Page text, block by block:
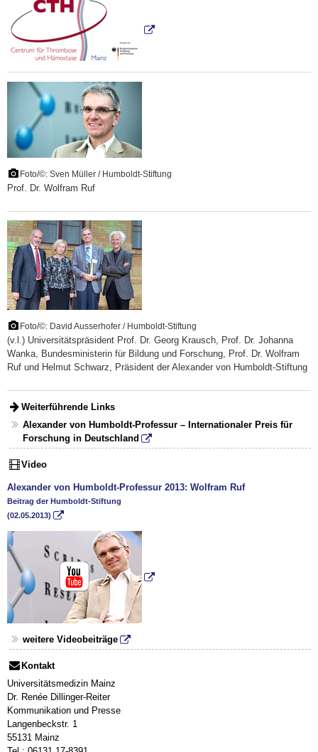
Foto/©: Sven Müller / Humboldt-Stiftung
Prof. Dr. Wolfram Ruf
Foto/©: David Ausserhofer / Humboldt-Stiftung
(v.l.) Universitätspräsident Prof. Dr. Georg Krausch, Prof. Dr. Johanna
Wanka, Bundesministerin für Bildung und Forschung, Prof. Dr. Wolfram
Ruf und Helmut Schwarz, Präsident der Alexander von Humboldt-Stiftung
Weiterführende Links
Alexander von Humboldt-Professur – Internationaler Preis für
Forschung in Deutschland
Video
Alexander von Humboldt-Professur 2013: Wolfram Ruf
Beitrag der Humboldt-Stiftung
(02.05.2013)
weitere Videobeiträge
Kontakt
Universitätsmedizin Mainz
Dr. Renée Dillinger-Reiter
Kommunikation und Presse
Langenbeckstr. 1
55131 Mainz